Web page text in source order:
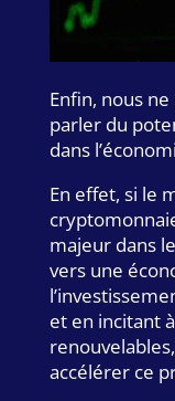
Enfin, nous
parler du
dans
En effet, si le
majeur dans
vers une
et en incitant
accélérer ce